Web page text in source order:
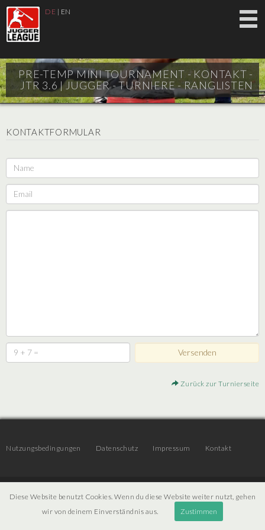
DE | EN
PRE-TEMP MINI TOURNAMENT - KONTAKT -
JTR 3.6 |JUGGER - TURNIERE - RANGLISTEN
KONTAKTFORMULAR
Zurück zur Turnierseite
Nutzungsbedingungen Datenschutz Impressum Kontakt
Diese Website benutzt Cookies. Wenn du diese Website weiter nutzt, gehen
wir von deinem Einverständnis aus.
Zustimmen